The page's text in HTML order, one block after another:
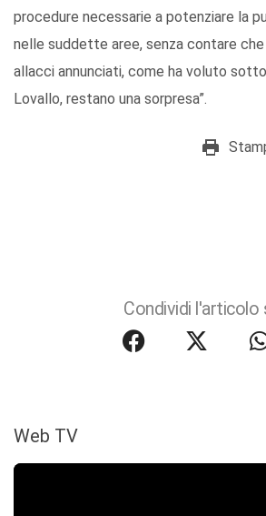
procedure necessarie a potenziare la
nelle suddette aree, senza contare
allacci annunciati, come ha voluto
Lovallo, restano una sorpresa”.
Condividi l'articolo
Web TV